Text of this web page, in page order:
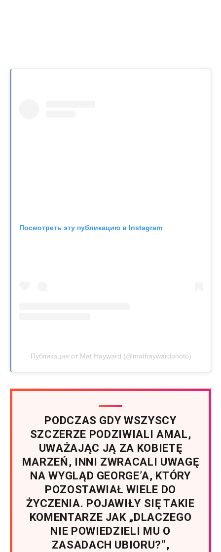
Посмотреть эту публикацию в Instagram
Публикация от Mat Hayward (@mathaywardphoto)
PODCZAS GDY WSZYSCY
SZCZERZE PODZIWIALI AMAL,
UWAŻAJĄC JĄ ZA KOBIETĘ
MARZEŃ, INNI ZWRACALI UWAGĘ
NA WYGLĄD GEORGE’A, KTÓRY
POZOSTAWIAŁ WIELE DO
ŻYCZENIA. POJAWIŁY SIĘ TAKIE
KOMENTARZE JAK „DLACZEGO
NIE POWIEDZIELI MU O
ZASADACH UBIORU?”,